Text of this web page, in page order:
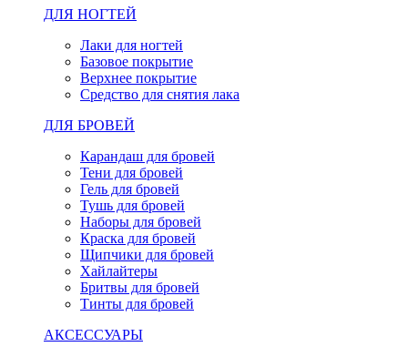
ДЛЯ НОГТЕЙ
Лаки для ногтей
Базовое покрытие
Верхнее покрытие
Средство для снятия лака
ДЛЯ БРОВЕЙ
Карандаш для бровей
Тени для бровей
Гель для бровей
Тушь для бровей
Наборы для бровей
Краска для бровей
Щипчики для бровей
Хайлайтеры
Бритвы для бровей
Тинты для бровей
АКСЕССУАРЫ